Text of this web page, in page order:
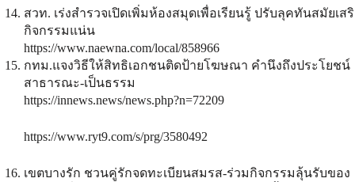
สวท. เร่งสำรวจเปิดเพิ่มห้องสมุดเพื่อเรียนรู้ ปรับลุคทันสมัยเส
กิจกรรมแน่น
https://www.naewna.com/local/858966
กทม.แจงวิธีให้สิทธิเอกชนติดป้ายโฆษณา คำนึงถึงประโยชน์
สาธารณะ-เป็นธรรม
https://innews.news/news.php?n=72209
https://www.ryt9.com/s/prg/3580492
เขตบางรัก ชวนคู่รักจดทะเบียนสมรส-ร่วมกิจกรรมลุ้นรับของ